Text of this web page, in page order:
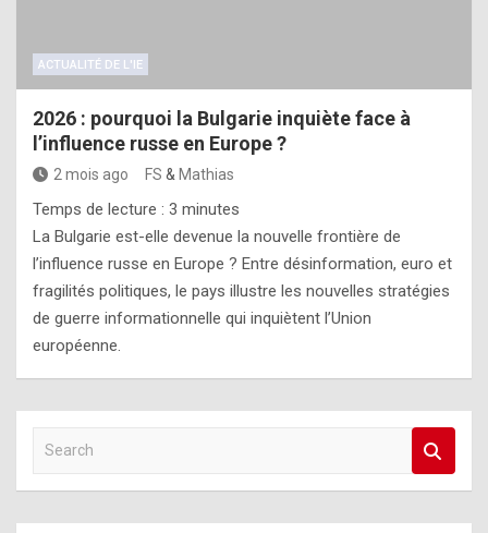
ACTUALITÉ DE L'IE
2026 : pourquoi la Bulgarie inquiète face à
l’influence russe en Europe ?
2 mois ago FS & Mathias
Temps de lecture : 3 minutes
La Bulgarie est-elle devenue la nouvelle frontière de
l’influence russe en Europe ? Entre désinformation, euro et
fragilités politiques, le pays illustre les nouvelles stratégies
de guerre informationnelle qui inquiètent l’Union
européenne.
a
r